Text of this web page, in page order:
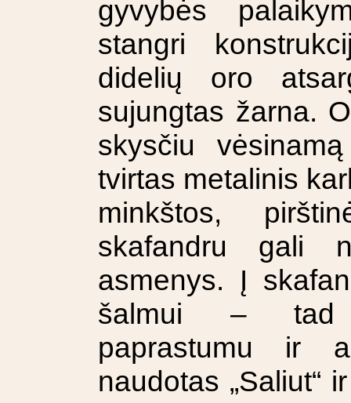
gyvybės
stangri
didelių oro
sujungtas žarna.
skysčiu
tvirtas metalinis
minkštos,
skafandru gali
asmenys. Į
šalmui – tad
paprastumu ir
naudotas „Saliut“